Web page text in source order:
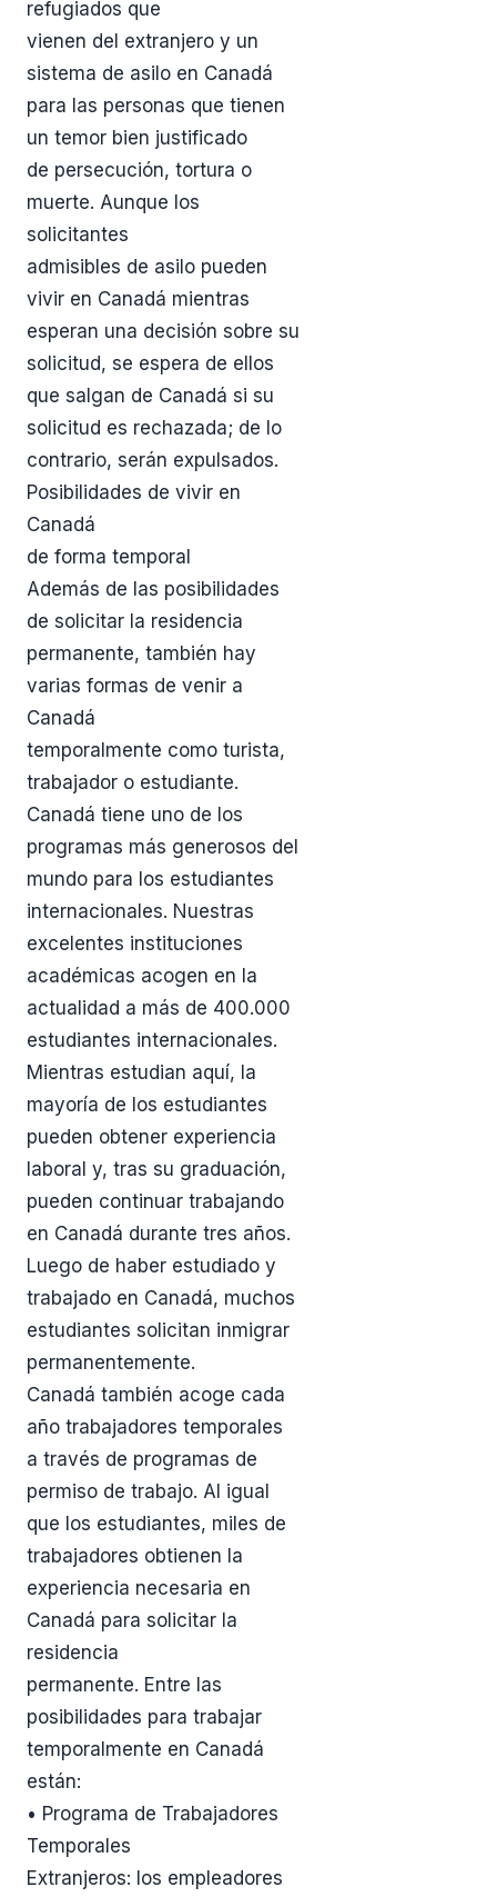
refugiados que
vienen del extranjero y un
sistema de asilo en Canadá
para las personas que tienen
un temor bien justificado
de persecución, tortura o
muerte. Aunque los
solicitantes
admisibles de asilo pueden
vivir en Canadá mientras
esperan una decisión sobre su
solicitud, se espera de ellos
que salgan de Canadá si su
solicitud es rechazada; de lo
contrario, serán expulsados.
Posibilidades de vivir en
Canadá
de forma temporal
Además de las posibilidades
de solicitar la residencia
permanente, también hay
varias formas de venir a
Canadá
temporalmente como turista,
trabajador o estudiante.
Canadá tiene uno de los
programas más generosos del
mundo para los estudiantes
internacionales. Nuestras
excelentes instituciones
académicas acogen en la
actualidad a más de 400.000
estudiantes internacionales.
Mientras estudian aquí, la
mayoría de los estudiantes
pueden obtener experiencia
laboral y, tras su graduación,
pueden continuar trabajando
en Canadá durante tres años.
Luego de haber estudiado y
trabajado en Canadá, muchos
estudiantes solicitan inmigrar
permanentemente.
Canadá también acoge cada
año trabajadores temporales
a través de programas de
permiso de trabajo. Al igual
que los estudiantes, miles de
trabajadores obtienen la
experiencia necesaria en
Canadá para solicitar la
residencia
permanente. Entre las
posibilidades para trabajar
temporalmente en Canadá
están:
• Programa de Trabajadores
Temporales
Extranjeros: los empleadores